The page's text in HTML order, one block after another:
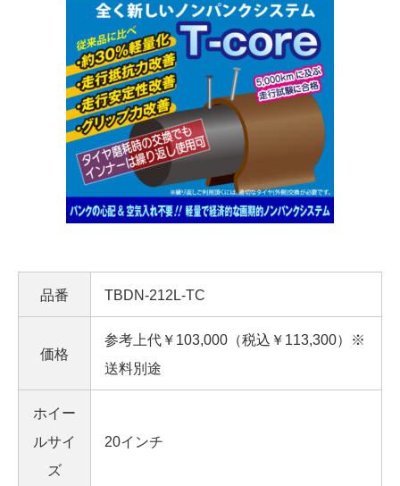
品番 TBDN-212L-TC
価格
参考上代￥103,000（税込￥113,300）※
送料別途
ホイー
ルサイ
ズ
20インチ